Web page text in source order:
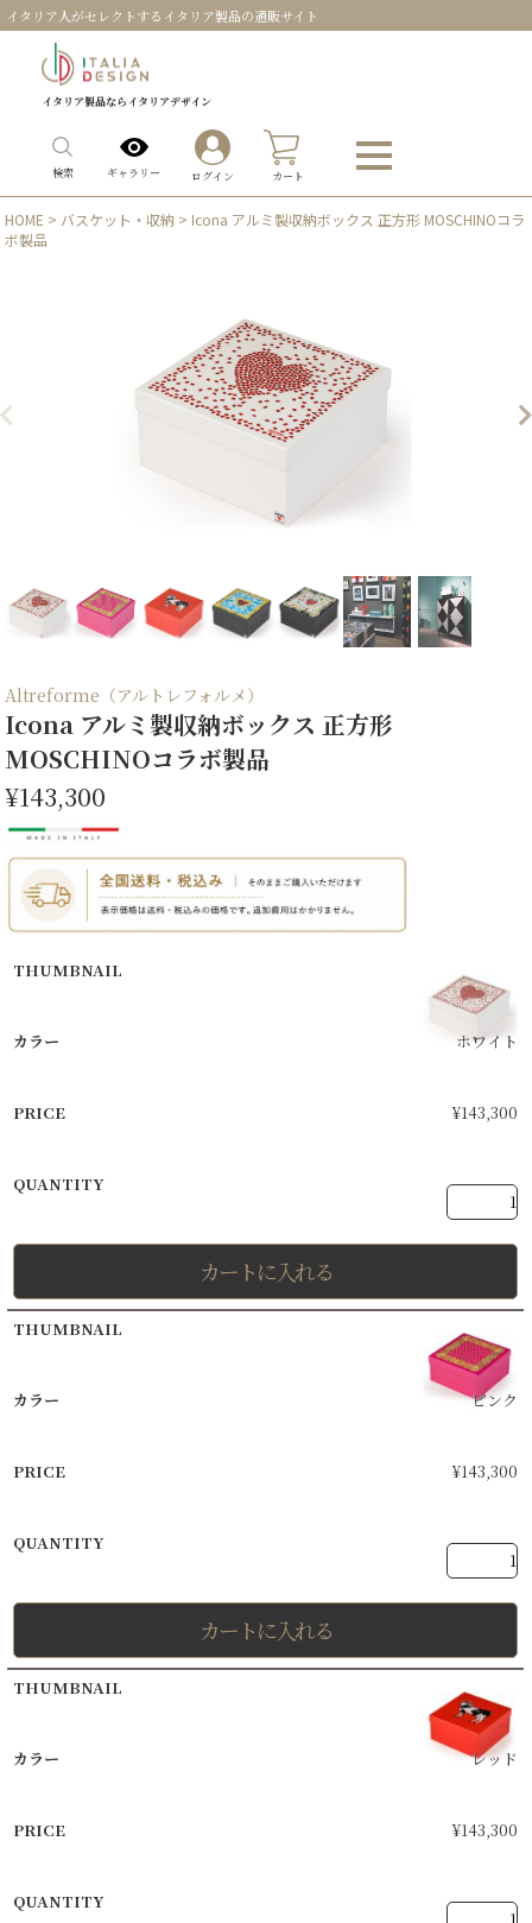
イタリア人がセレクトするイタリア製品の通販サイト
イタリア製品ならイタリアデザイン
検索 ギャラリー ログイン カート
HOME > バスケット・収納 > Icona アルミ製収納ボックス 正方形 MOSCHINOコラ
ボ製品
Altreforme（アルトレフォルメ）
Icona アルミ製収納ボックス 正方形
MOSCHINOコラボ製品
¥143,300
ホワイト
¥143,300
カートに入れる
ピンク
¥143,300
カートに入れる
レッド
¥143,300